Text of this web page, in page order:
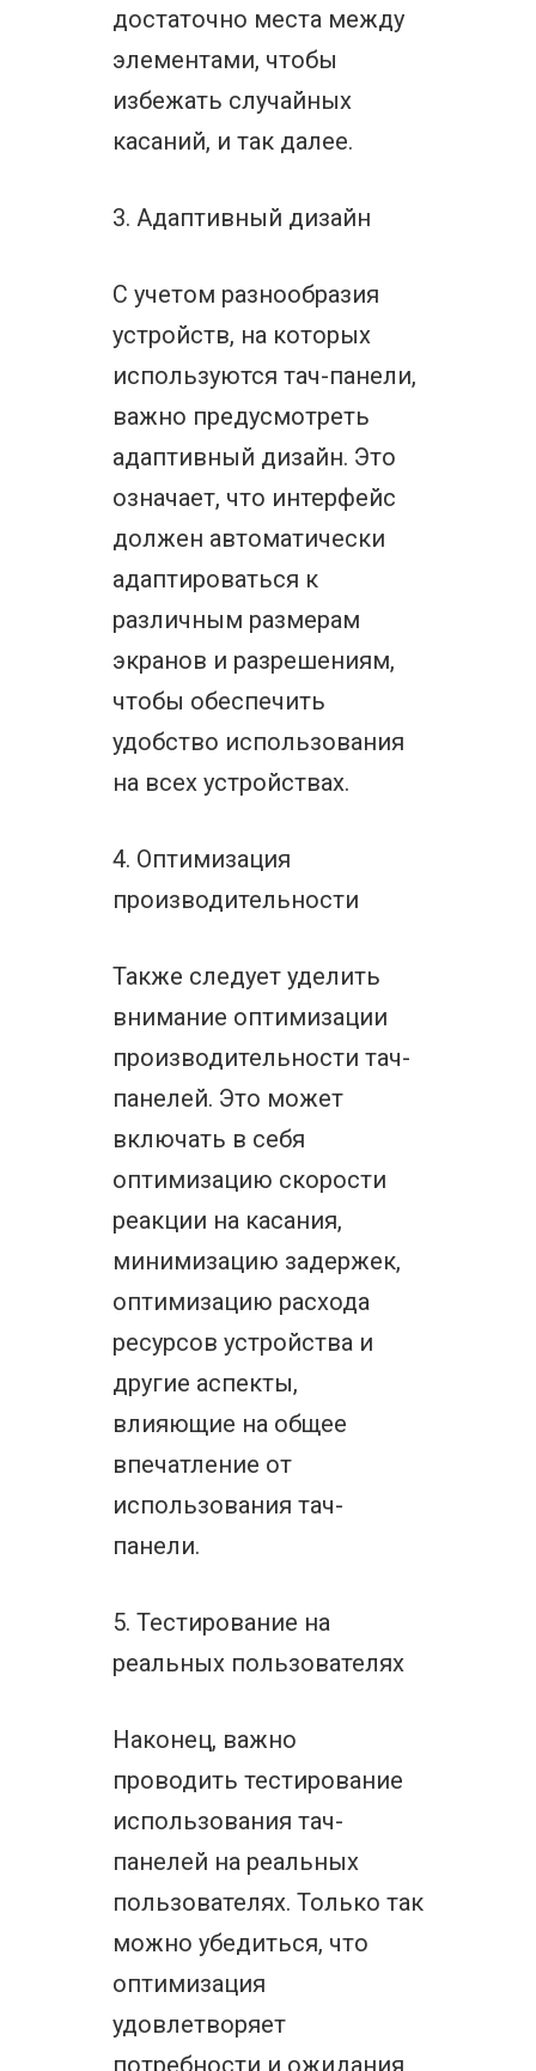
достаточно места между
элементами, чтобы
избежать случайных
касаний, и так далее.
3. Адаптивный дизайн
С учетом разнообразия
устройств, на которых
используются тач-панели,
важно предусмотреть
адаптивный дизайн. Это
означает, что интерфейс
должен автоматически
адаптироваться к
различным размерам
экранов и разрешениям,
чтобы обеспечить
удобство использования
на всех устройствах.
4. Оптимизация
производительности
Также следует уделить
внимание оптимизации
производительности тач-
панелей. Это может
включать в себя
оптимизацию скорости
реакции на касания,
минимизацию задержек,
оптимизацию расхода
ресурсов устройства и
другие аспекты,
влияющие на общее
впечатление от
использования тач-
панели.
5. Тестирование на
реальных пользователях
Наконец, важно
проводить тестирование
использования тач-
панелей на реальных
пользователях. Только так
можно убедиться, что
оптимизация
удовлетворяет
потребности и ожидания